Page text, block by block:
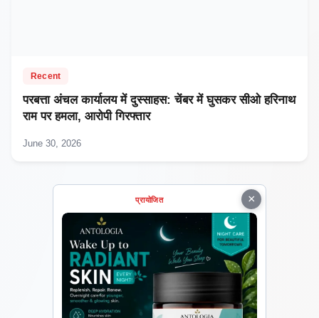
Recent
परबत्ता अंचल कार्यालय में दुस्साहस: चेंबर में घुसकर सीओ हरिनाथ
राम पर हमला, आरोपी गिरफ्तार
June 30, 2026
×
प्रायोजित